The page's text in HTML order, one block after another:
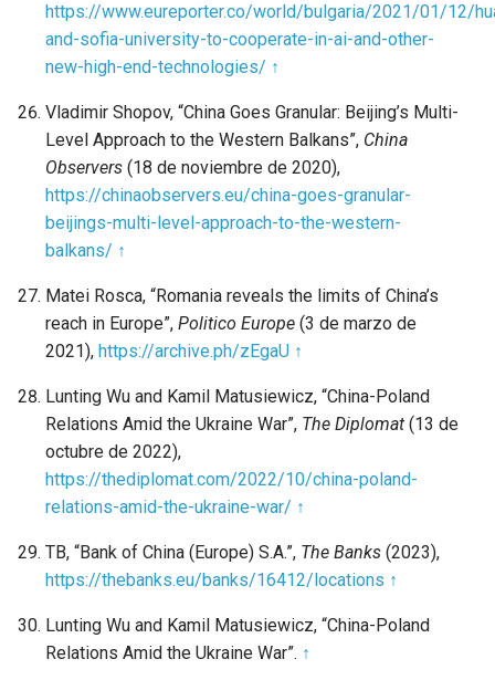
https://www.eureporter.co/world/bulgaria/2021/01/12/
and-sofia-university-to-cooperate-in-ai-and-other-
new-high-end-technologies/ ↑
Vladimir Shopov, “China Goes Granular: Beijing’s Multi-
Level Approach to the Western Balkans”, China
Observers (18 de noviembre de 2020),
https://chinaobservers.eu/china-goes-granular-
beijings-multi-level-approach-to-the-western-
balkans/ ↑
Matei Rosca, “Romania reveals the limits of China’s
reach in Europe”, Politico Europe (3 de marzo de
2021), https://archive.ph/zEgaU ↑
Lunting Wu and Kamil Matusiewicz, “China-Poland
Relations Amid the Ukraine War”, The Diplomat (13 de
octubre de 2022),
https://thediplomat.com/2022/10/china-poland-
relations-amid-the-ukraine-war/ ↑
TB, “Bank of China (Europe) S.A.”, The Banks (2023),
https://thebanks.eu/banks/16412/locations ↑
Lunting Wu and Kamil Matusiewicz, “China-Poland
Relations Amid the Ukraine War”. ↑